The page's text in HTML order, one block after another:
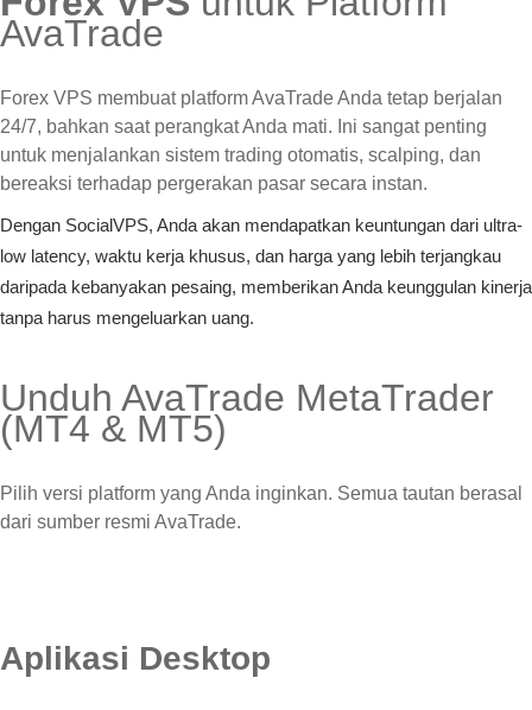
AvaTrade
Forex VPS membuat platform AvaTrade Anda tetap berjalan
24/7, bahkan saat perangkat Anda mati. Ini sangat penting
untuk menjalankan sistem trading otomatis, scalping, dan
bereaksi terhadap pergerakan pasar secara instan.
Dengan SocialVPS, Anda akan mendapatkan keuntungan dari ultra-
low latency, waktu kerja khusus, dan harga yang lebih terjangkau
daripada kebanyakan pesaing, memberikan Anda keunggulan kinerja
tanpa harus mengeluarkan uang.
Unduh AvaTrade MetaTrader
(MT4 & MT5)
Pilih versi platform yang Anda inginkan. Semua tautan berasal
dari sumber resmi AvaTrade.
Aplikasi Desktop